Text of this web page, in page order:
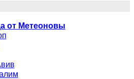
от Метеоновы